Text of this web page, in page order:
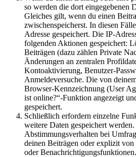
so werden die dort eingegebenen
Gleiches gilt, wenn du einen
zwischenspeicherst. In diesen
Adresse gespeichert. Die IP-
folgenden Aktionen gespeichert:
Beiträgen (dazu zählen Private
Änderungen an zentralen
Kontoaktivierung, Benutzer-
Anmeldeversuche. Die von
Browser-Kennzeichnung (User
ist online?“-Funktion angezeigt
gespeichert.
Schließlich erfordern einzelne
weitere Daten gespeichert
Abstimmungsverhalten bei
deinen Beiträgen oder explizit von
oder Benachrichtigungsfunktionen.